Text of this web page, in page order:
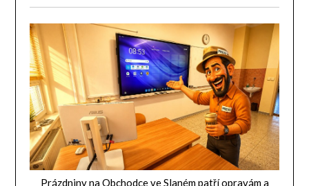
Prázdniny na Obchodce ve Slaném patří opravám a